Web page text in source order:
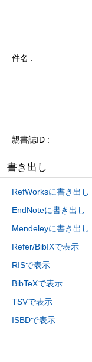
件名
親書誌ID
書き出し
RefWorksに書き出し
EndNoteに書き出し
Mendeleyに書き出し
Refer/BibIXで表示
RISで表示
BibTeXで表示
TSVで表示
ISBDで表示